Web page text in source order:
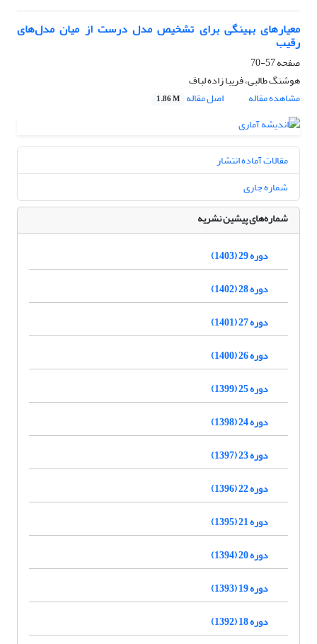
معیارهای بهینگی برای تشخیص مدل درست از میان مدل‌های
رقیب
صفحه57-70
هوشنگ طالبی، فریبا زاده لباف
مشاهده مقاله
اصل مقاله 1.86 M
مقالات آماده انتشار
شماره جاری
شماره‌های پیشین نشریه
دوره 29 (1403)
دوره 28 (1402)
دوره 27 (1401)
دوره 26 (1400)
دوره 25 (1399)
دوره 24 (1398)
دوره 23 (1397)
دوره 22 (1396)
دوره 21 (1395)
دوره 20 (1394)
دوره 19 (1393)
دوره 18 (1392)